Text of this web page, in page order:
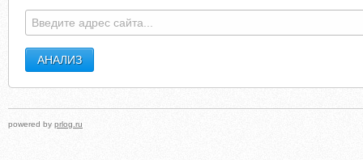
powered by prlog.ru